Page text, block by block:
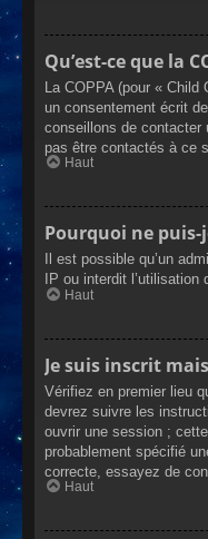
Qu’est-ce que la
La COPPA (pour «
un consentement écrit
conseillons de contacter
pas être contactés à ce
Haut
Pourquoi ne puis-
Il est possible qu’un
IP ou interdit
Haut
Je suis inscrit
Vérifiez en premier lieu
devrez suivre les
ouvrir une session ;
probablement spécifié
correcte, essayez de
Haut